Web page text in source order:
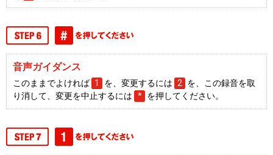
音声ガイダンス
このままでよければ 1 を、変更するには 2
を、この録音を取
り消して、変更を中止するには
* を押してください。